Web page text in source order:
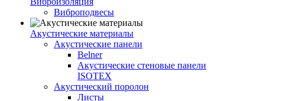
Виброподвесы
Акустические материалы
Акустические панели
Belner
Акустические стеновые панели
ISOTEX
Акустический поролон
Листы